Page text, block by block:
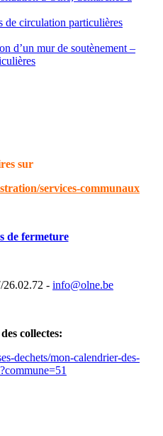
de circulation particulières
d’un mur de soutènement –
sur
services-communaux
de fermeture
26.02.72 - info@olne.be
collectes:
dechets/mon-calendrier-des-